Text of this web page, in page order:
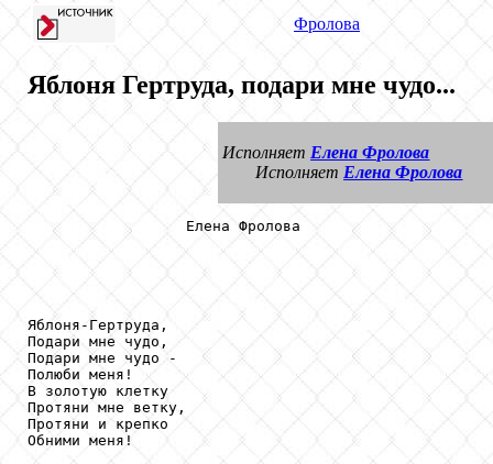
Фролова
Яблоня Гертруда, подари мне чудо...
Исполняет Елена Фролова
Исполняет Елена Фролова
                  Елена Фролова
Яблоня-Гертруда,
Подари мне чудо,
Подари мне чудо -
Полюби меня!
В золотую клетку
Протяни мне ветку,
Протяни и крепко
Обними меня!